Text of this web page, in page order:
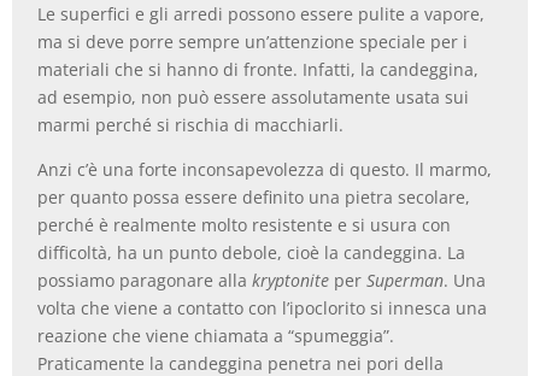
Le superfici e gli arredi possono essere pulite a vapore,
ma si deve porre sempre un’attenzione speciale per i
materiali che si hanno di fronte. Infatti, la candeggina,
ad esempio, non può essere assolutamente usata sui
marmi perché si rischia di macchiarli.
Anzi c’è una forte inconsapevolezza di questo. Il marmo,
per quanto possa essere definito una pietra secolare,
perché è realmente molto resistente e si usura con
difficoltà, ha un punto debole, cioè la candeggina. La
possiamo paragonare allakryptonite perSuperman. Una
volta che viene a contatto con l’ipoclorito si innesca una
reazione che viene chiamata a “spumeggia”.
Praticamente la candeggina penetra nei pori della